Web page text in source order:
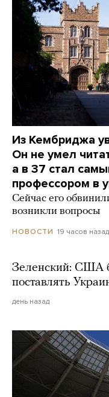
Из Кембриджа
Он не умел
а в 37 стал
профессором в
Сейчас его
возникли вопросы
НОВОСТИ 19 часов назад
Зеленский: США
поставлять
день назад